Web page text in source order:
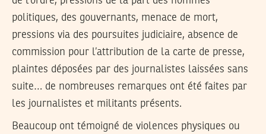
politiques, des gouvernants, menace de mort,
pressions via des poursuites judiciaire, absence de
commission pour l’attribution de la carte de presse,
plaintes déposées par des journalistes laissées sans
suite… de nombreuses remarques ont été faites par
les journalistes et militants présents.
Beaucoup ont témoigné de violences physiques ou